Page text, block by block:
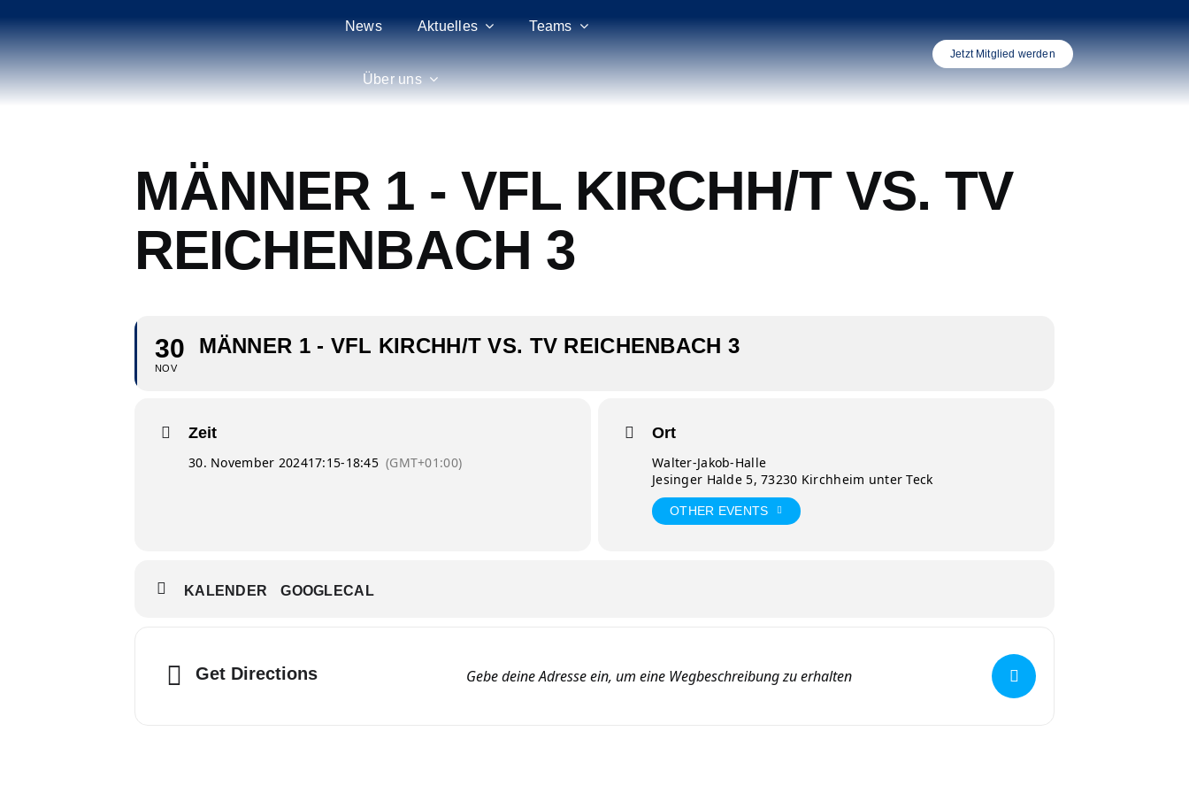
Inhalt
springen
News Aktuelles Teams
Über uns
Jetzt Mitglied werden
MÄNNER 1 - VFL KIRCHH/T VS. TV
REICHENBACH 3
30
NOV
MÄNNER 1 - VFL KIRCHH/T VS. TV REICHENBACH 3
Zeit
30. November 202417:15-18:45 (GMT+01:00)
Ort
Walter-Jakob-Halle
Jesinger Halde 5, 73230 Kirchheim unter Teck
OTHER EVENTS
KALENDER GOOGLECAL
Get Directions